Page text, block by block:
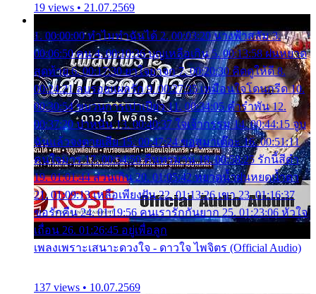
19 views • 21.07.2569
1. 00:00:00 ทำไมทำฉันได้ 2. 00:03:20 นางฟ้าสลัม 3.
00:06:50 คน 4. 00:10:36 บุญเหลือเกิน 5. 00:13:58 ฝนหยาด
สุดท้าย 6. 00:17:30 ยาใจยาจก 7. 00:20:30 คิดดูให้ดี 8.
00:24:21 ลบรอยแผลรัก 9. 00:27:35 เหมือนใจโดนกรีด 10.
00:30:54 ขบวนการเปาเปียว 11. 00:34:05 คำรำพัน 12.
00:37:20 ปาหนัน 13. 00:40:37 ใจเจ้ากรรม 14. 00:44:15 จูบ
ฉันแล้วจงตายเสีย 15. 00:47:24 ขอสูมาเต๊อะ 16. 00:51:11
คนใจมาร 17. 00:54:50 คืนทรมาน 18. 00:58:25 รักนี้สีดำ
19. 01:01:44 ส่วนเกิน 20. 01:05:42 หยาดน้ำฝนหยดน้ำตา
21. 01:09:13 เหลือเพียงฝัน 22. 01:13:26 เขา 23. 01:16:37
ขอรักคืน 24. 01:19:56 คนเรารักกันยาก 25. 01:23:06 หัวใจ
เถื่อน 26. 01:26:45 อยู่เพื่อลูก
เพลงเพราะเสนาะดวงใจ - ดาวใจ ไพจิตร (Official Audio)
137 views • 10.07.2569